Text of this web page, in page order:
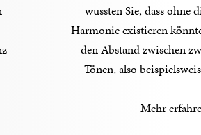
wussten Sie, dass ohne
Harmonie existieren
den Abstand zwischen
Tönen, also
Mehr